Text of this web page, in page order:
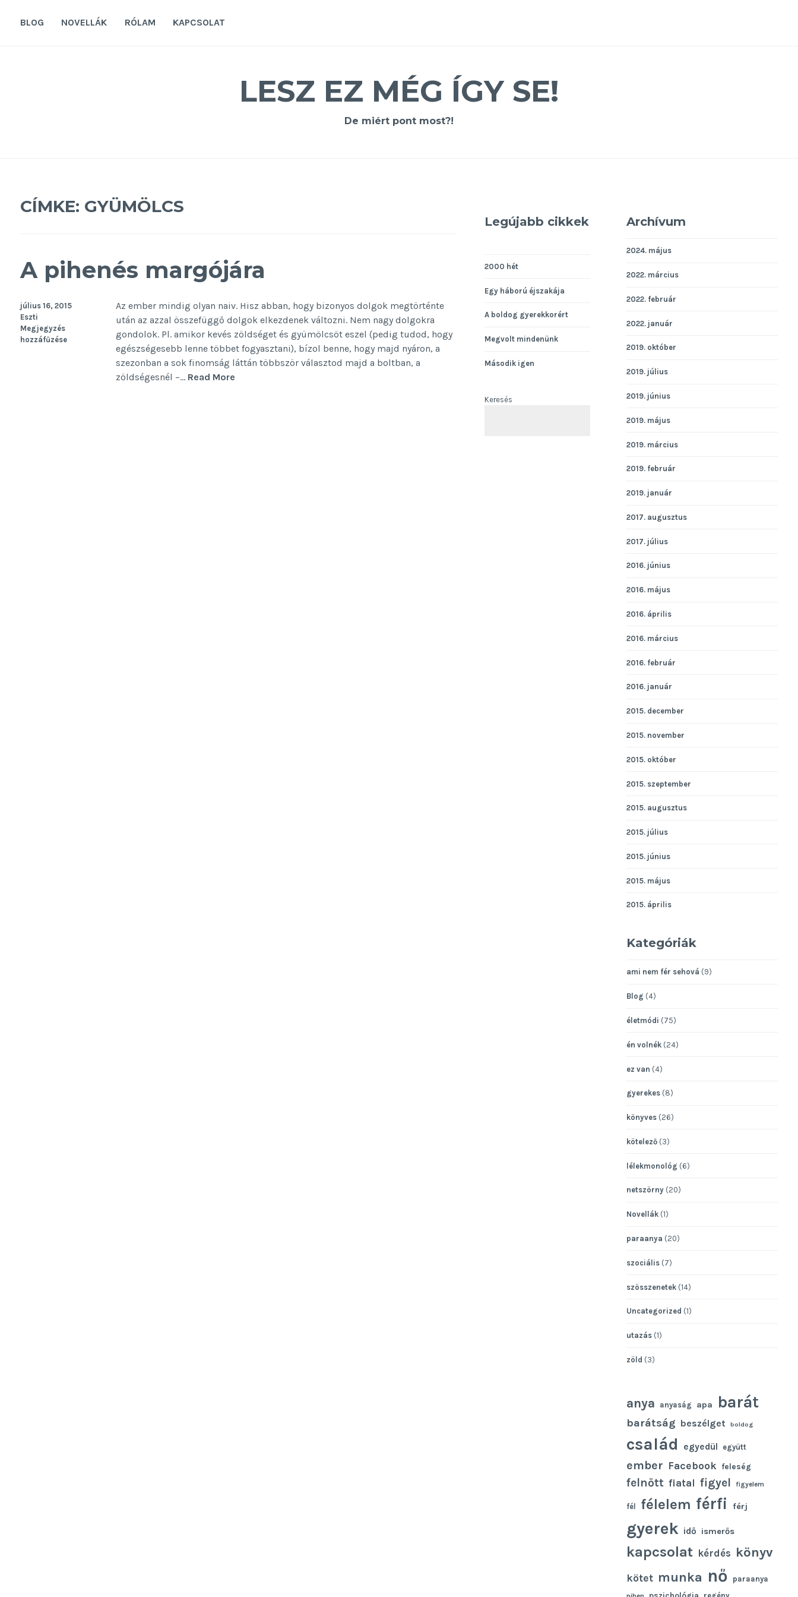
BLOG NOVELLÁK RÓLAM KAPCSOLAT
LESZ EZ MÉG ÍGY SE!
De miért pont most?!
CÍMKE: GYÜMÖLCS
A pihenés margójára
Az ember mindig olyan naiv. Hisz abban, hogy bizonyos dolgok megtörténte
után az azzal összefüggő dolgok elkezdenek változni. Nem nagy dolgokra
gondolok. Pl. amikor kevés zöldséget és gyümölcsöt eszel (pedig tudod, hogy
egészségesebb lenne többet fogyasztani), bízol benne, hogy majd nyáron, a
szezonban a sok finomság láttán többször választod majd a boltban, a
zöldségesnél –… Read More
július 16, 2015
Eszti
Megjegyzés
hozzáfűzése
Legújabb cikkek
2000 hét
Egy háború éjszakája
A boldog gyerekkorért
Megvolt mindenünk
Második igen
Keresés
KERESÉS
Archívum
2024. május
2022. március
2022. február
2022. január
2019. október
2019. július
2019. június
2019. május
2019. március
2019. február
2019. január
2017. augusztus
2017. július
2016. június
2016. május
2016. április
2016. március
2016. február
2016. január
2015. december
2015. november
2015. október
2015. szeptember
2015. augusztus
2015. július
2015. június
2015. május
2015. április
Kategóriák
ami nem fér sehová (9)
Blog (4)
életmódi (75)
én volnék (24)
ez van (4)
gyerekes (8)
könyves (26)
kötelező (3)
lélekmonológ (6)
netszörny (20)
Novellák (1)
paraanya (20)
szociális (7)
szösszenetek (14)
Uncategorized (1)
utazás (1)
zöld (3)
anya anyaság apa barát
barátság beszélget boldog
család egyedül együtt
ember Facebook feleség
felnőtt fiatal figyel figyelem
fél félelem férfi férj
gyerek idő ismerős
kapcsolat kérdés könyv
kötet munka nő paraanya
pszichológia regény